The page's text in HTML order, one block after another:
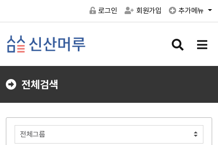
로그인 회원가입 추가메뉴
검
버
메
버
전체검색